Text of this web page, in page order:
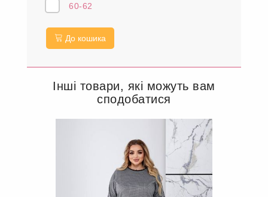
60-62
До кошика
Інші товари, які можуть вам
сподобатися